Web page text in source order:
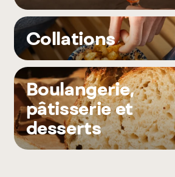
Collations
Boulangerie,
pâtisserie et
desserts